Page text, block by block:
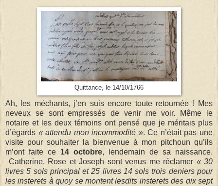
Quittance, le 14/10/1766
Ah, les méchants, j’en suis encore toute retournée ! Mes
neveux se sont empressés de venir me voir. Même le
notaire et les deux témoins ont pensé que je méritais plus
d’égards « attendu mon incommodité ». Ce n’était pas une
visite pour souhaiter la bienvenue à mon pitchoun qu’ils
m’ont faite ce 14 octobre, lendemain de sa naissance.
Catherine, Rose et Joseph sont venus me réclamer « 30
livres 5 sols principal et 25 livres 14 sols trois deniers pour
les insterets à quoy se montent lesdits insterets des dix sept